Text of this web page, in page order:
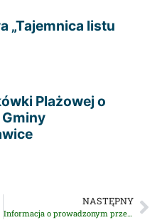
„Tajemnica listu
Plażowej o
NASTĘPNY
Informacja o prowadzonym przez Dzielnicowego Posterunku Policji w Wierzchosławicach zadaniu priorytetowym